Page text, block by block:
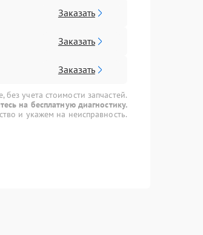
Заказать
Заказать
Заказать
учета стоимости запчастей.
на бесплатную диагностику.
и укажем на неисправность.